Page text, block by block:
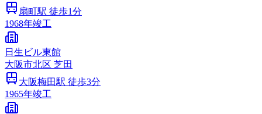
扇町駅 徒歩1分
1968年竣工
日生ビル東館
大阪市北区 芝田
大阪梅田駅 徒歩3分
1965年竣工